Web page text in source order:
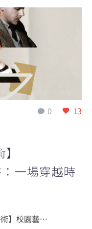
0 13
一場穿越時
】校園藝…